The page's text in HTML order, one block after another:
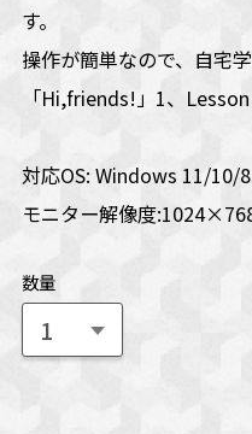
す。
操作が簡単なので、自宅
「Hi,friends!」1、
対応OS: Windows 11/10/
モニター解像度
数量